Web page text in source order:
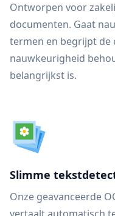
Ontworpen voor
documenten. Gaat
termen en begrijpt de
nauwkeurigheid
belangrijkst is.
Slimme
Onze geavanceerde